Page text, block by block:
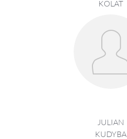
KOLAT
JULIAN
KUDYBA